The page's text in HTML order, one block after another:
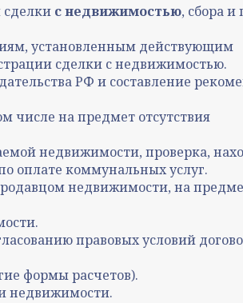
сделки с недвижимостью, сбора и
установленным действующим
сделки с недвижимостью.
РФ и составление
числе на предмет отсутствия
недвижимости, проверка,
оплате коммунальных услуг.
недвижимости, на
правовых условий
формы расчетов).
недвижимости.